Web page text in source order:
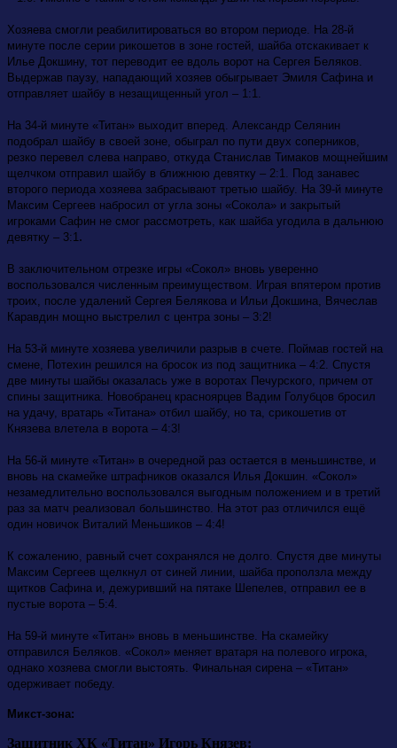
Хозяева смогли реабилитироваться во втором периоде. На 28-й
минуте после серии рикошетов в зоне гостей, шайба отскакивает к
Илье Докшину, тот переводит ее вдоль ворот на Сергея Беляков.
Выдержав паузу, нападающий хозяев обыгрывает Эмиля Сафина и
отправляет шайбу в незащищенный угол – 1:1.
На 34-й минуте «Титан» выходит вперед. Александр Селянин
подобрал шайбу в своей зоне, обыграл по пути двух соперников,
резко перевел слева направо, откуда Станислав Тимаков мощнейшим
щелчком отправил шайбу в ближнюю девятку – 2:1. Под занавес
второго периода хозяева забрасывают третью шайбу. На 39-й минуте
Максим Сергеев набросил от угла зоны «Сокола» и закрытый
игроками Сафин не смог рассмотреть, как шайба угодила в дальнюю
девятку – 3:1 .
В заключительном отрезке игры «Сокол» вновь уверенно
воспользовался численным преимуществом. Играя впятером против
троих, после удалений Сергея Белякова и Ильи Докшина, Вячеслав
Каравдин мощно выстрелил с центра зоны – 3:2!
На 53-й минуте хозяева увеличили разрыв в счете. Поймав гостей на
смене, Потехин решился на бросок из под защитника – 4:2. Спустя
две минуты шайбы оказалась уже в воротах Печурского, причем от
спины защитника. Новобранец красноярцев Вадим Голубцов бросил
на удачу, вратарь «Титана» отбил шайбу, но та, срикошетив от
Князева влетела в ворота – 4:3!
На 56-й минуте «Титан» в очередной раз остается в меньшинстве, и
вновь на скамейке штрафников оказался Илья Докшин. «Сокол»
незамедлительно воспользовался выгодным положением и в третий
раз за матч реализовал большинство. На этот раз отличился ещё
один новичок Виталий Меньшиков – 4:4!
К сожалению, равный счет сохранялся не долго. Спустя две минуты
Максим Сергеев щелкнул от синей линии, шайба проползла между
щитков Сафина и, дежуривший на пятаке Шепелев, отправил ее в
пустые ворота – 5:4.
На 59-й минуте «Титан» вновь в меньшинстве. На скамейку
отправился Беляков. «Сокол» меняет вратаря на полевого игрока,
однако хозяева смогли выстоять. Финальная сирена – «Титан»
одерживает победу.
Микст-зона:
Защитник ХК «Титан» Игорь Князев: